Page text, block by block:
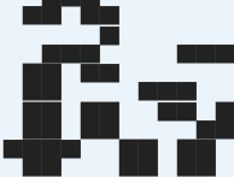
▄▄▄
██
▀▀▄██
▀██▀